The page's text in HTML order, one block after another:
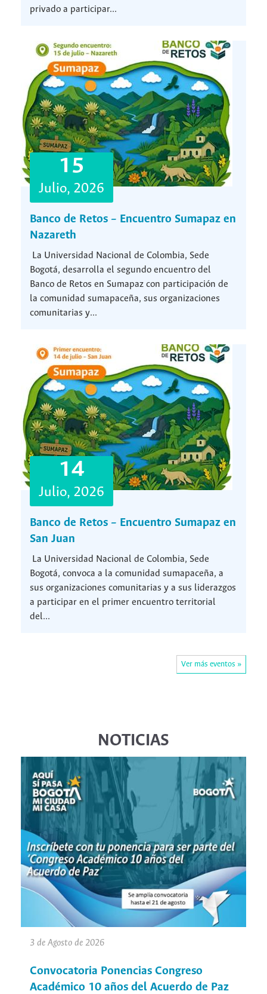
privado a participar...
15
Julio, 2026
Banco de Retos – Encuentro Sumapaz en
Nazareth
La Universidad Nacional de Colombia, Sede
Bogotá, desarrolla el segundo encuentro del
Banco de Retos en Sumapaz con participación de
la comunidad sumapaceña, sus organizaciones
comunitarias y...
14
Julio, 2026
Banco de Retos – Encuentro Sumapaz en
San Juan
La Universidad Nacional de Colombia, Sede
Bogotá, convoca a la comunidad sumapaceña, a
sus organizaciones comunitarias y a sus liderazgos
a participar en el primer encuentro territorial
del...
Ver más eventos »
NOTICIAS
3 de Agosto de 2026
Convocatoria Ponencias Congreso
Académico 10 años del Acuerdo de Paz